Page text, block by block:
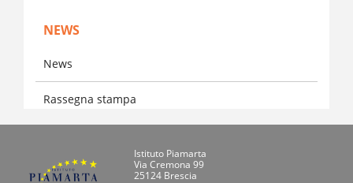
NEWS
News
Rassegna stampa
Istituto Piamarta
Via Cremona 99
25124 Brescia